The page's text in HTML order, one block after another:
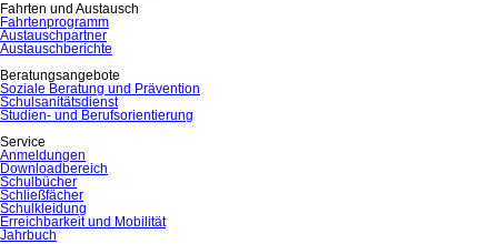
Fahrten und Austausch
Fahrtenprogramm
Austauschpartner
Austauschberichte
Beratungsangebote
Soziale Beratung und Prävention
Schulsanitätsdienst
Studien- und Berufsorientierung
Service
Anmeldungen
Downloadbereich
Schulbücher
Schließfächer
Schulkleidung
Erreichbarkeit und Mobilität
Jahrbuch